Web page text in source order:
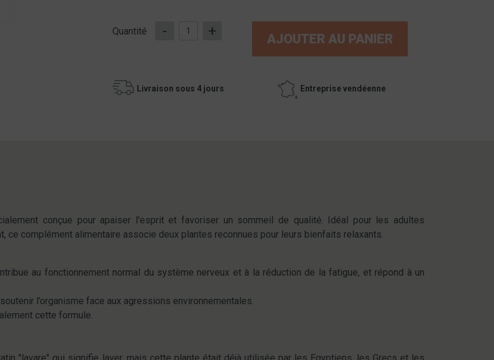
AJOUTER AU PANIER
Quantité - +
Livraison sous 4 jours Entreprise vendéenne
conçue pour apaiser l'esprit et favoriser un sommeil de qualité. Idéal pour les adultes
complément alimentaire associe deux plantes reconnues pour leurs bienfaits relaxants.
au fonctionnement normal du système nerveux et à la réduction de la fatigue, et répond à un
l’organisme face aux agressions environnementales.
cette formule.